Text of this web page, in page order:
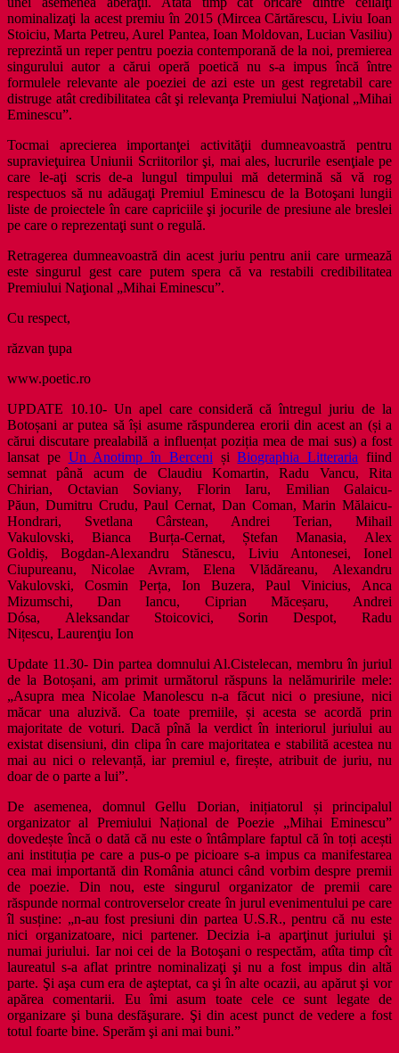
nominalizaţi la acest premiu în 2015 (Mircea Cărtărescu, Liviu Ioan
Stoiciu, Marta Petreu, Aurel Pantea, Ioan Moldovan, Lucian Vasiliu)
reprezintă un reper pentru poezia contemporană de la noi, premierea
singurului autor a cărui operă poetică nu s-a impus încă între
formulele relevante ale poeziei de azi este un gest regretabil care
distruge atât credibilitatea cât şi relevanţa Premiului Naţional „Mihai
Eminescu”.
Tocmai aprecierea importanţei activităţii dumneavoastră pentru
supravieţuirea Uniunii Scriitorilor şi, mai ales, lucrurile esenţiale pe
care le-aţi scris de-a lungul timpului mă determină să vă rog
respectuos să nu adăugaţi Premiul Eminescu de la Botoşani lungii
liste de proiectele în care capriciile şi jocurile de presiune ale breslei
pe care o reprezentaţi sunt o regulă.
Retragerea dumneavoastră din acest juriu pentru anii care urmează
este singurul gest care putem spera că va restabili credibilitatea
Premiului Naţional „Mihai Eminescu”.
Cu respect,
răzvan ţupa
www.poetic.ro
UPDATE 10.10- Un apel care consideră că întregul juriu de la
Botoșani ar putea să își asume răspunderea erorii din acest an (și a
cărui discutare prealabilă a influențat poziția mea de mai sus) a fost
lansat pe Un Anotimp în Berceni șiBiographia Litteraria fiind
semnat până acum de Claudiu Komartin, Radu Vancu, Rita
Chirian, Octavian Soviany, Florin Iaru, Emilian Galaicu-
Păun, Dumitru Crudu, Paul Cernat, Dan Coman, Marin Mălaicu-
Hondrari, Svetlana Cârstean, Andrei Terian, Mihail
Vakulovski, Bianca Burța-Cernat, Ștefan Manasia, Alex
Goldiș, Bogdan-Alexandru Stănescu, Liviu Antonesei, Ionel
Ciupureanu, Nicolae Avram, Elena Vlădăreanu, Alexandru
Vakulovski, Cosmin Perța, Ion Buzera, Paul Vinicius, Anca
Mizumschi, Dan Iancu, Ciprian Măceșaru, Andrei
Dósa, Aleksandar Stoicovici, Sorin Despot, Radu
Nițescu, Laurenţiu Ion
Update 11.30- Din partea domnului Al.Cistelecan, membru în juriul
de la Botoșani, am primit următorul răspuns la nelămuririle mele:
„Asupra mea Nicolae Manolescu n-a făcut nici o presiune, nici
măcar una aluzivă. Ca toate premiile, și acesta se acordă prin
majoritate de voturi. Dacă pînă la verdict în interiorul juriului au
existat disensiuni, din clipa în care majoritatea e stabilită acestea nu
mai au nici o relevanță, iar premiul e, firește, atribuit de juriu, nu
doar de o parte a lui”.
De asemenea, domnul Gellu Dorian, inițiatorul și principalul
organizator al Premiului Național de Poezie „Mihai Eminescu”
dovedește încă o dată că nu este o întâmplare faptul că în toți acești
ani instituția pe care a pus-o pe picioare s-a impus ca manifestarea
cea mai importantă din România atunci când vorbim despre premii
de poezie. Din nou, este singurul organizator de premii care
răspunde normal controverselor create în jurul evenimentului pe care
îl susține: „n-au fost presiuni din partea U.S.R., pentru că nu este
nici organizatoare, nici partener. Decizia i-a aparţinut juriului şi
numai juriului. Iar noi cei de la Botoşani o respectăm, atîta timp cît
laureatul s-a aflat printre nominalizaţi şi nu a fost impus din altă
parte. Şi aşa cum era de aşteptat, ca şi în alte ocazii, au apărut şi vor
apărea comentarii. Eu îmi asum toate cele ce sunt legate de
organizare şi buna desfăşurare. Şi din acest punct de vedere a fost
totul foarte bine. Sperăm şi ani mai buni.”